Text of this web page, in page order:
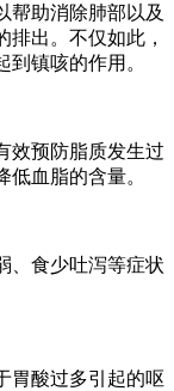
帮助消除肺部以及
出。不仅如此，
镇咳的作用。
效预防脂质发生过
血脂的含量。
、食少吐泻等症状
胃酸过多引起的呕